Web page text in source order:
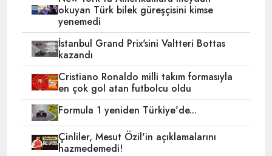
okuyan Türk bilek güreşçisini kimse
yenemedi
İstanbul Grand Prix'sini Valtteri Bottas
kazandı
Cristiano Ronaldo milli takım formasıyla
en çok gol atan futbolcu oldu
Formula 1 yeniden Türkiye'de...
Çinliler, Mesut Özil'in açıklamalarını
hazmedemedi!